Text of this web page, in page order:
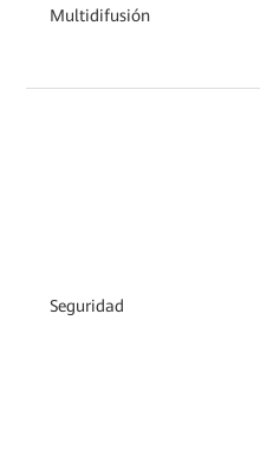
Multidifusión
Seguridad